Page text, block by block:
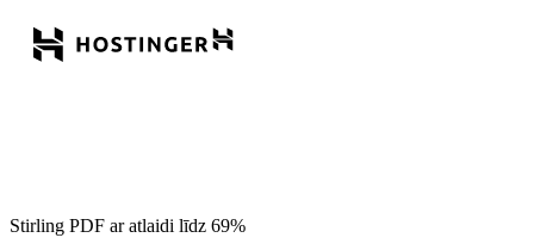
Stirling PDF ar atlaidi līdz 69%